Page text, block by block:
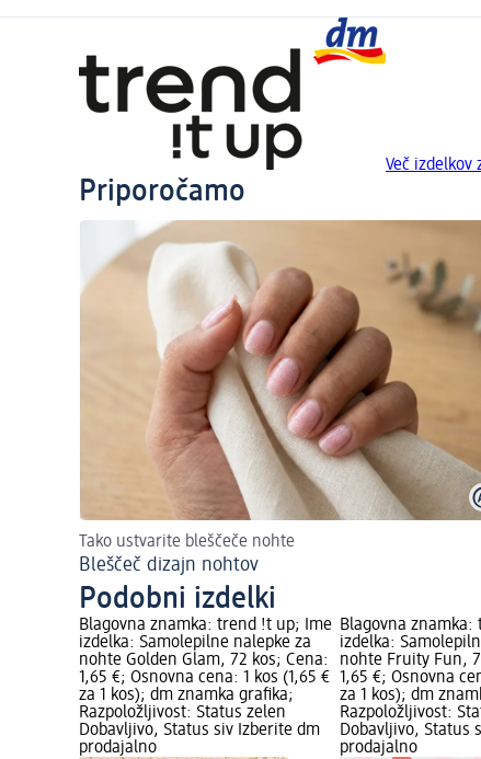
Več
Priporočamo
Tako ustvarite bleščeče nohte
Bleščeč dizajn nohtov
Podobni izdelki
Blagovna znamka: trend !t up; Ime
izdelka: Samolepilne nalepke za
nohte Golden Glam, 72 kos; Cena:
1,65 €; Osnovna cena: 1 kos (1,65 €
za 1 kos); dm znamka grafika;
Razpoložljivost: Status zelen
Dobavljivo, Status siv Izberite dm
prodajalno
Blagovna
izdelka:
nohte Fruity Fun,
1,65 €; Osnovna
za 1 kos); dm
Razpoložljivost:
Dobavljivo, Status
prodajalno